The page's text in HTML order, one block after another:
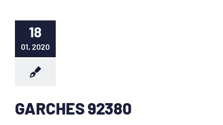
18
01, 2020
GARCHES 92380